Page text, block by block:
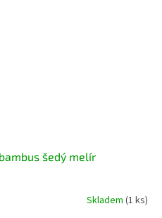
šedý melír
Skladem (1 ks)